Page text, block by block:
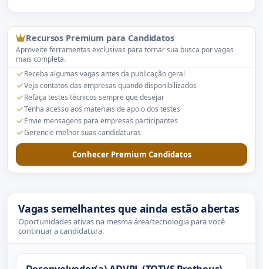
Recursos Premium para Candidatos
Aproveite ferramentas exclusivas para tornar sua busca por vagas
mais completa.
Receba algumas vagas antes da publicação geral
Veja contatos das empresas quando disponibilizados
Refaça testes técnicos sempre que desejar
Tenha acesso aos materiais de apoio dos testes
Envie mensagens para empresas participantes
Gerencie melhor suas candidaturas
Conhecer Premium Candidatos
Vagas semelhantes que ainda estão abertas
Oportunidades ativas na mesma área/tecnologia para você
continuar a candidatura.